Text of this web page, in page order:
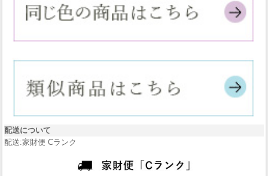
配送について
配送:家財便 Cランク